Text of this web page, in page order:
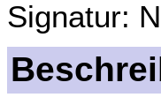
Signatur: